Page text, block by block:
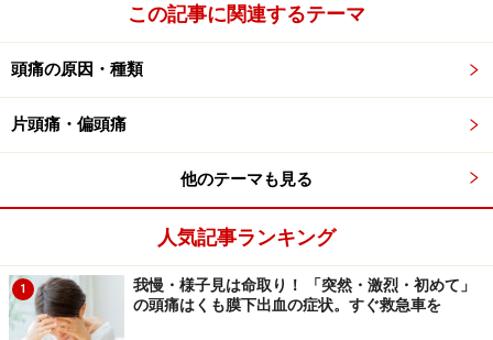
この記事に関連するテーマ
頭痛の原因・種類
片頭痛・偏頭痛
他のテーマも見る
人気記事ランキング
1
我慢・様子見は命取り！ 「突然・激烈・初めて」
の頭痛はくも膜下出血の症状。すぐ救急車を